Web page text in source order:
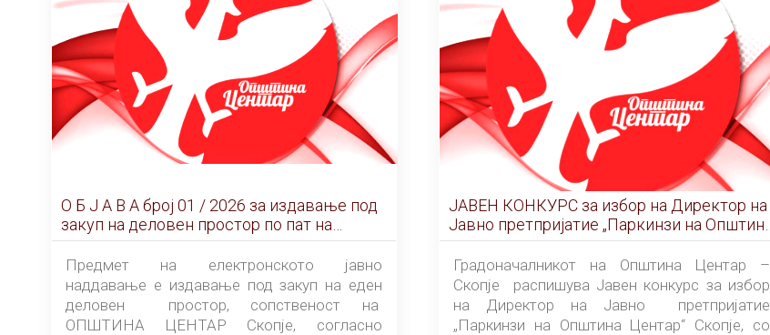
О Б Ј А В А брoj 01 / 2026 за издавање под
закуп на деловен простор по пат на
ЕЛЕКТРОНСКО ЈАВНО НАДДАВАЊЕ
Предмет на електронското јавно
наддавање е издавање под закуп на еден
деловен простор, сопственост на
ОПШТИНА ЦЕНТАР Скопје, согласно
ЈАВЕН КОНКУРС за избор на Директор на
Јавно претпријатие „Паркинзи на Општина
Центар“ – Скопје
Градоначалникот на Општина Центар –
Скопје распишува Јавен конкурс за избор
на Директор на Јавно претпријатие
„Паркинзи на Општина Центар“ Скопје, со